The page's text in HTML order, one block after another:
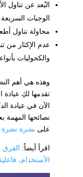
البُعد عن تناول
الوجبات السريعة.
محاولة تناول
عدم الإكثار من
والكحوليات
وهذه هي أهم
تقدمها لكِ عيادة
الآن في عيادة
نصائحها المهمة
على بشرة نضرة
اقرأ أيضاً: الفرق
الأستخدام،